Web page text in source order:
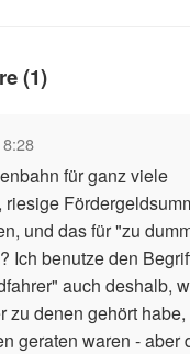
(1)
für ganz viele
riesige
und das für "zu
Ich benutze den
auch deshalb,
zu denen gehört
geraten waren - aber